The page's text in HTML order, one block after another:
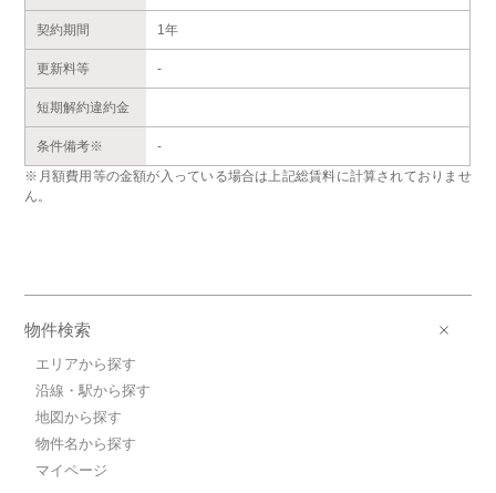
契約期間 1年
更新料等 -
短期解約違約金
条件備考※
-
※月額費用等の金額が入っている場合は上記総賃料に計算されておりませ
ん。
物件検索
エリアから探す
沿線・駅から探す
地図から探す
物件名から探す
マイページ